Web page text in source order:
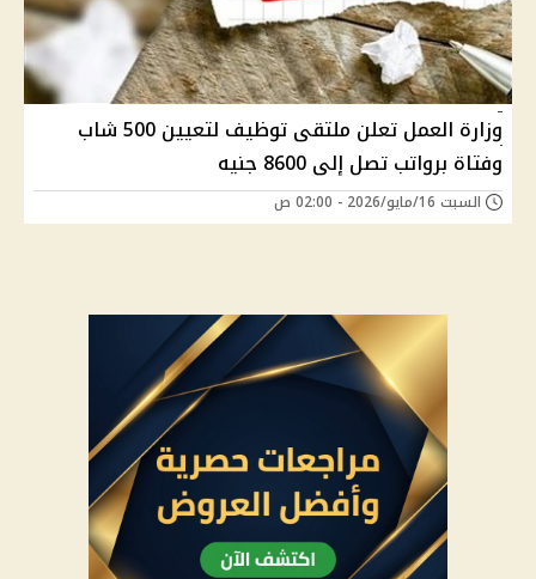
وزارة العمل تعلن ملتقى توظيف لتعيين 500 شاب
وفتاة برواتب تصل إلى 8600 جنيه
السبت 16/مايو/2026 - 02:00 ص